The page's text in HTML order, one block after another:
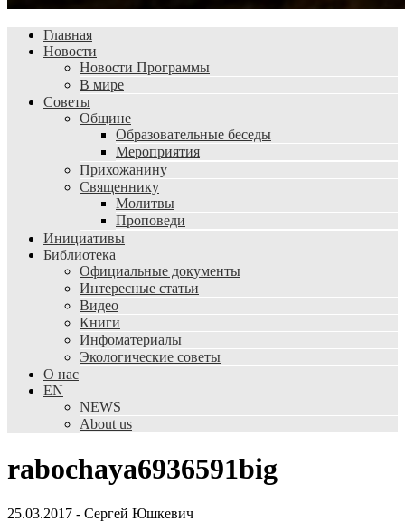
Главная
Новости
Новости Программы
В мире
Советы
Общине
Образовательные беседы
Мероприятия
Прихожанину
Священнику
Молитвы
Проповеди
Инициативы
Библиотека
Официальные документы
Интересные статьи
Видео
Книги
Инфоматериалы
Экологические советы
О нас
EN
NEWS
About us
rabochaya6936591big
25.03.2017 - Сергей Юшкевич